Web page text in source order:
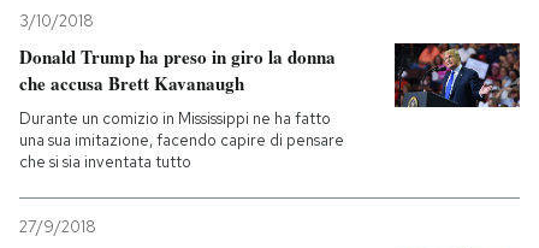
Sport
PODCAST
NEWSLETTER
3/10/2018
Donald Trump ha preso in giro la donna
che accusa Brett Kavanaugh
Durante un comizio in Mississippi ne ha fatto
una sua imitazione, facendo capire di pensare
che si sia inventata tutto
27/9/2018